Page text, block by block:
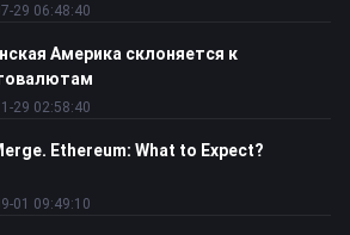
29 06:48:40
Америка склоняется к
29 02:58:40
Ethereum: What to Expect?
01 09:49:10